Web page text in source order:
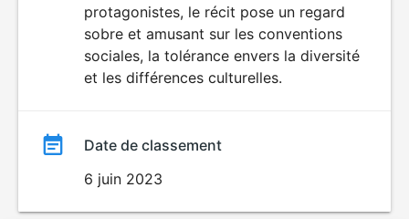
protagonistes, le récit pose un regard
sobre et amusant sur les conventions
sociales, la tolérance envers la diversité
et les différences culturelles.
Date de classement
6 juin 2023